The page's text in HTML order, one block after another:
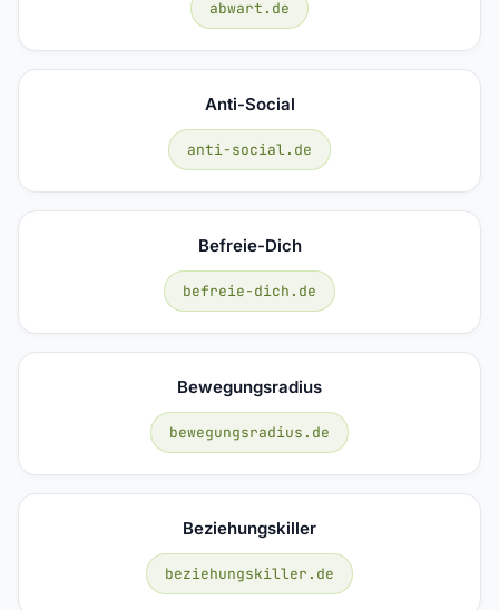
abwart.de
Anti-Social
anti-social.de
Befreie-Dich
befreie-dich.de
Bewegungsradius
bewegungsradius.de
Beziehungskiller
beziehungskiller.de